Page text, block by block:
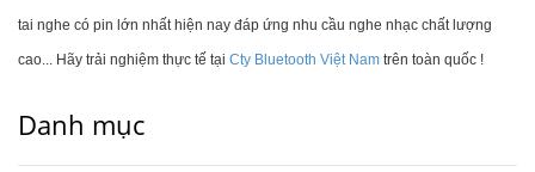
tai nghe có pin lớn nhất hiện nay đáp ứng nhu cầu nghe nhạc chất lượng
cao... Hãy trải nghiệm thực tế tại Cty Bluetooth Việt Nam trên toàn quốc !
Danh mục